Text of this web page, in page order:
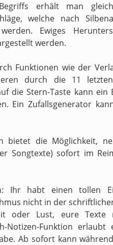
erhält man
welche nach
Ewiges
werden.
Funktionen wie der
durch die 11
die Stern-Taste kann ein
Ein Zufallsgenerator
bietet die Möglichkeit,
Songtexte) sofort im
Ihr habt einen tollen
nicht in der
oder Lust, eure Texte
Notizen-Funktion
Ab sofort kann